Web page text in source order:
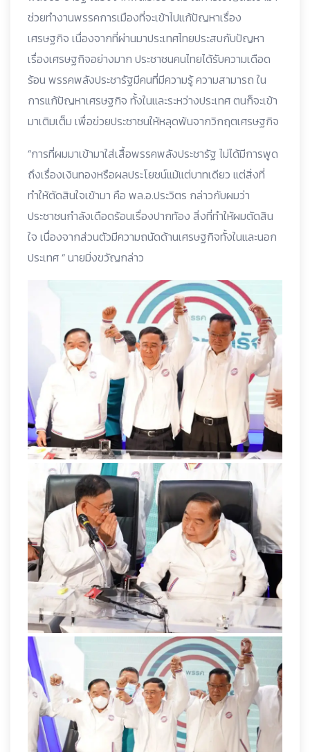
ช่วยทำงานพรรคการเมืองที่จะเข้าไปแก้ปัญหาเรื่อง
เศรษฐกิจ เนื่องจากที่ผ่านมาประเทศไทยประสบกับปัญหา
เรื่องเศรษฐกิจอย่างมาก ประชาชนคนไทยได้รับความเดือด
ร้อน พรรคพลังประชารัฐมีคนที่มีความรู้ ความสามารถ ใน
การแก้ปัญหาเศรษฐกิจ ทั้งในและระหว่างประเทศ ตนก็จะเข้า
มาเติมเต็ม เพื่อข่วยประชาชนให้หลุดพ้นจากวิกฤตเศรษฐกิจ
“การที่ผมมาเข้ามาใส่เสื้อพรรคพลังประชารัฐ ไม่ได้มีการพูด
ถึงเรื่องเงินทองหรือผลประโยชน์แม้แต่บาทเดียว แต่สิ่งที่
ทำให้ตัดสินใจเข้ามา คือ พล.อ.ประวิตร กล่าวกับผมว่า
ประชาชนกำลังเดือดร้อนเรื่องปากท้อง สิ่งที่ทำให้ผมตัดสิน
ใจ เนื่องจากส่วนตัวมีความถนัดด้านเศรษฐกิจทั้งในและนอก
ประเทศ “ นายมิ่งขวัญกล่าว